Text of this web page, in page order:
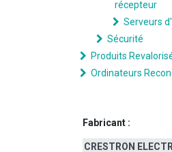
récepteur
Serveurs
Sécurité
Produits
Ordinateurs
Fabricant :
CRESTRON